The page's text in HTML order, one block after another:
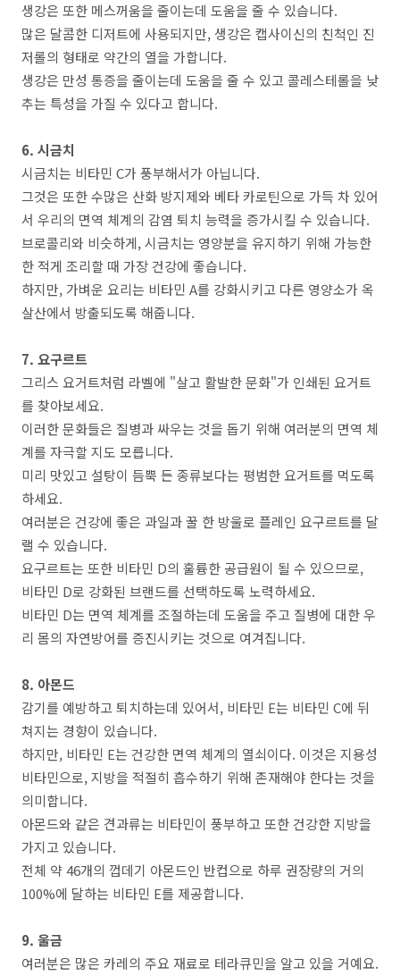
생강은 또한 메스꺼움을 줄이는데 도움을 줄 수 있습니다.
많은 달콤한 디저트에 사용되지만, 생강은 캡사이신의 친척인 진
저롤의 형태로 약간의 열을 가합니다.
생강은 만성 통증을 줄이는데 도움을 줄 수 있고 콜레스테롤을 낮
추는 특성을 가질 수 있다고 합니다.
6. 시금치
시금치는 비타민 C가 풍부해서가 아닙니다.
그것은 또한 수많은 산화 방지제와 베타 카로틴으로 가득 차 있어
서 우리의 면역 체계의 감염 퇴치 능력을 증가시킬 수 있습니다.
브로콜리와 비슷하게, 시금치는 영양분을 유지하기 위해 가능한
한 적게 조리할 때 가장 건강에 좋습니다.
하지만, 가벼운 요리는 비타민 A를 강화시키고 다른 영양소가 옥
살산에서 방출되도록 해줍니다.
7. 요구르트
그리스 요거트처럼 라벨에 "살고 활발한 문화"가 인쇄된 요거트
를 찾아보세요.
이러한 문화들은 질병과 싸우는 것을 돕기 위해 여러분의 면역 체
계를 자극할 지도 모릅니다.
미리 맛있고 설탕이 듬뿍 든 종류보다는 평범한 요거트를 먹도록
하세요.
여러분은 건강에 좋은 과일과 꿀 한 방울로 플레인 요구르트를 달
랠 수 있습니다.
요구르트는 또한 비타민 D의 훌륭한 공급원이 될 수 있으므로,
비타민 D로 강화된 브랜드를 선택하도록 노력하세요.
비타민 D는 면역 체계를 조절하는데 도움을 주고 질병에 대한 우
리 몸의 자연방어를 증진시키는 것으로 여겨집니다.
8. 아몬드
감기를 예방하고 퇴치하는데 있어서, 비타민 E는 비타민 C에 뒤
쳐지는 경향이 있습니다.
하지만, 비타민 E는 건강한 면역 체계의 열쇠이다. 이것은 지용성
비타민으로, 지방을 적절히 흡수하기 위해 존재해야 한다는 것을
의미합니다.
아몬드와 같은 견과류는 비타민이 풍부하고 또한 건강한 지방을
가지고 있습니다.
전체 약 46개의 껍데기 아몬드인 반컵으로 하루 권장량의 거의
100%에 달하는 비타민 E를 제공합니다.
9. 울금
여러분은 많은 카레의 주요 재료로 테라큐민을 알고 있을 거예요.